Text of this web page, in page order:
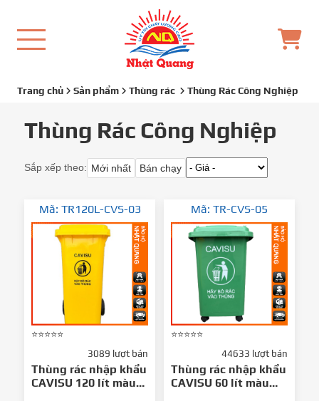
Trang chủ Sản phẩm Thùng rác Thùng Rác Công Nghiệp
Thùng Rác Công Nghiệp
Sắp xếp theo: Mới nhất Bán chạy
Mã: TR120L-CVS-03
⭐⭐⭐⭐⭐
3089 lượt bán
Thùng rác nhập khẩu
CAVISU 120 lít màu
Mã: TR-CVS-05
⭐⭐⭐⭐⭐
44633 lượt bán
Thùng rác nhập khẩu
CAVISU 60 lít màu